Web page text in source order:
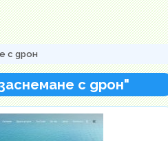
с дрон
с дрон"